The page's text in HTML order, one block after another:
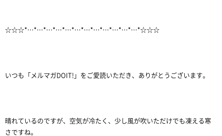
☆☆☆*…*…*…*…*…*…*…*…*…*…*…*…*☆☆☆
いつも「メルマガDOIT!」をご愛読いただき、ありがとうございます。
晴れているのですが、空気が冷たく、少し風が吹いただけでも凍える寒
さですね。